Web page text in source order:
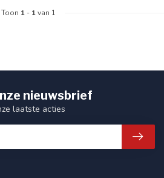
Toon 1 - 1van 1
nieuwsbrief
laatste acties